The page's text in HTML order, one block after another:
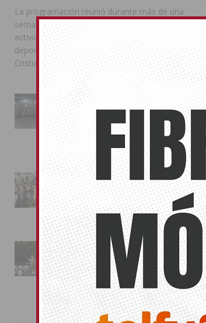
La programación reunió durante más de una
semana actos institucionales, conciertos,
actividades familiares, competiciones
deportivas y las celebraciones de Moros y
Cristianos
La Entrada Cristiana llena de
esplendor las calles de
Almoradí en una multitudinaria
La magia de la Entrada Mora
conquista las calles de
Almoradí
01/08/2026
La fiesta se adueña de
Almoradí con la presentación
de los cargos festeros y la
toma del castillo
31/07/2026